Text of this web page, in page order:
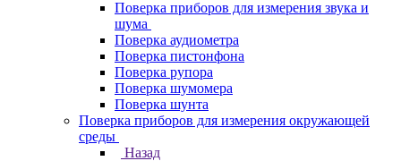
Поверка приборов для измерения звука и
шума
Поверка аудиометра
Поверка пистонфона
Поверка рупора
Поверка шумомера
Поверка шунта
Поверка приборов для измерения окружающей
среды
Назад